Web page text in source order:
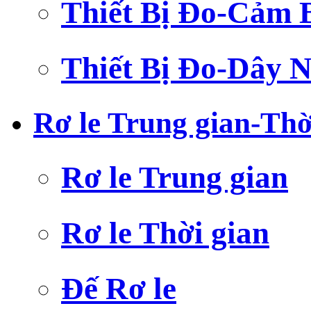
Thiết Bị Đo-Cảm
Thiết Bị Đo-Dây
Rơ le Trung gian-
Rơ le Trung gian
Rơ le Thời gian
Đế Rơ le